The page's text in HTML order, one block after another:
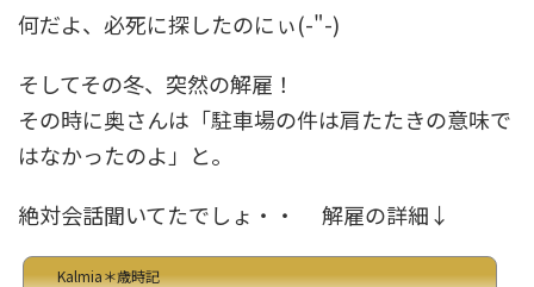
何だよ、必死に探したのにぃ(-"-)
そしてその冬、突然の解雇！
その時に奥さんは「駐車場の件は肩たたきの意味で
はなかったのよ」と。
絶対会話聞いてたでしょ・・ 解雇の詳細↓
Kalmia＊歳時記